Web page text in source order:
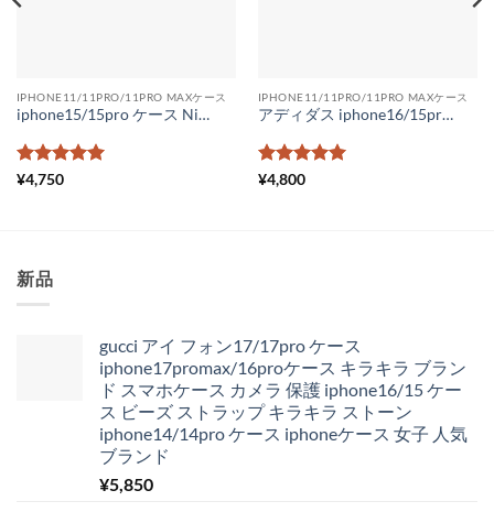
IPHONE11/11PRO/11PRO MAXケース
iphone15/15pro ケース Nike Adidas コラボ iPhone14/13/12pro maxケース ペアルック スマホケース11pro ナイキダスナイキアディダスiPhonexr ケース スポーツブランドiPhone plus/iPhoneXsケース ガラス
5段階中
¥4,750
IPHONE11/11PRO/11PRO MAXケース
アディダス iphone16/15proケース 人気 adidas iPhone14 スマホケース カップル ネックストラップ iPhone14pro ケース おしゃれギフト スポーツブランド iphone13promax/12pro カバー 対衝撃
5段階中
¥4,800
新品
gucci アイ フォン17/17pro ケース
iphone17promax/16proケース キラキラ ブラン
ド スマホケース カメラ 保護 iphone16/15 ケー
ス ビーズ ストラップ キラキラ ストーン
iphone14/14pro ケース iphoneケース 女子 人気
ブランド
¥5,850